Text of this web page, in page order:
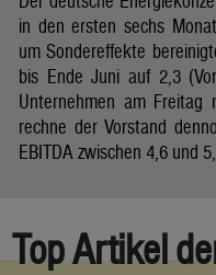
in den ersten sechs
um Sondereffekte
bis Ende Juni auf 2,3
Unternehmen am
rechne der Vorstand
EBITDA zwischen 4,6 und
Top Artikel